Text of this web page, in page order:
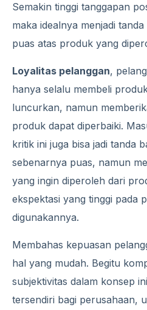
Semakin tinggi tanggapan
maka idealnya menjadi
puas atas produk yang
Loyalitas pelanggan,
hanya selalu membeli
luncurkan, namun
produk dapat diperbaiki.
kritik ini juga bisa jadi tanda
sebenarnya puas, namun
yang ingin diperoleh dari
ekspektasi yang tinggi pada
digunakannya.
Membahas kepuasan
hal yang mudah. Begitu
subjektivitas dalam konsep
tersendiri bagi perusahaan,